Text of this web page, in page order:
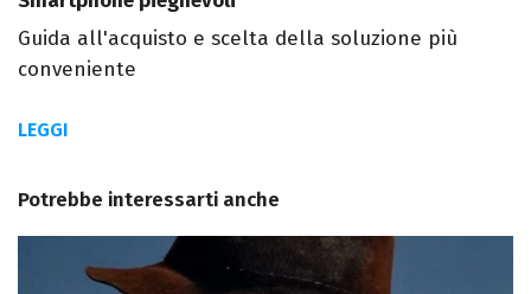
Guida all'acquisto e scelta della soluzione più
conveniente
LEGGI
Potrebbe interessarti anche